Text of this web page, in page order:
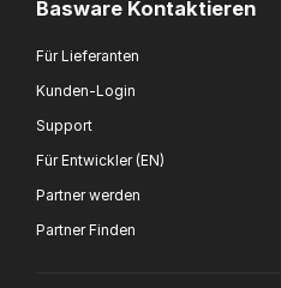
Basware Kontaktieren
Für Lieferanten
Kunden-Login
Support
Für Entwickler (EN)
Partner werden
Partner Finden